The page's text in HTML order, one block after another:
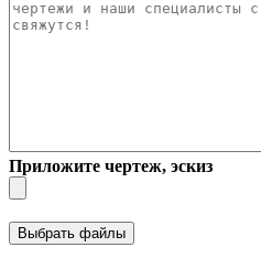
Приложите чертеж, эскиз